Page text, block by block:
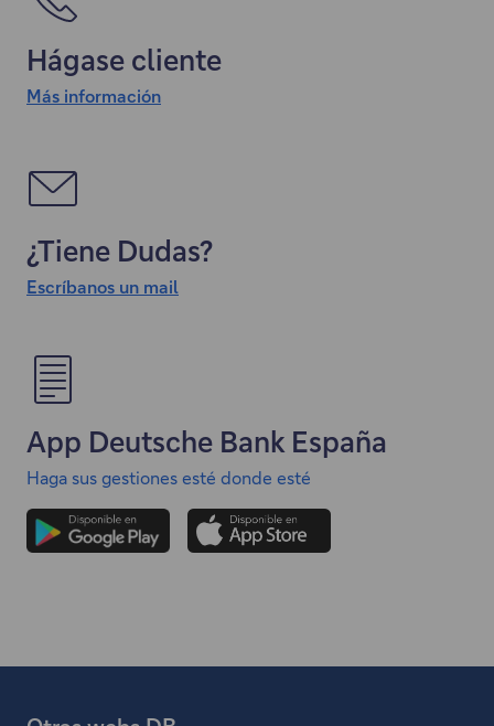
Hágase cliente
Más información
¿Tiene Dudas?
Escríbanos un mail
"
l
e
l
a
e
a
e
App Deutsche Bank España
Haga sus gestiones esté donde esté